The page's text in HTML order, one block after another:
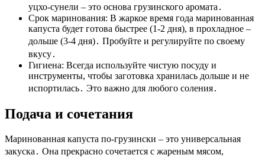
уцхо-сунели – это основа грузинского аромата․
Срок маринования: В жаркое время года маринованная
капуста будет готова быстрее (1-2 дня), в прохладное –
дольше (3-4 дня)․ Пробуйте и регулируйте по своему
вкусу․
Гигиена: Всегда используйте чистую посуду и
инструменты, чтобы заготовка хранилась дольше и не
испортилась․ Это важно для любого соления․
Подача и сочетания
Маринованная капуста по-грузински – это универсальная
закуска․ Она прекрасно сочетается с жареным мясом,